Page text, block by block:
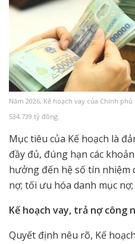
Năm 2026, Kế hoạch vay của Chính
534.739 tỷ đồng.
Mục tiêu của Kế hoạch là
đầy đủ, đúng hạn các
hưởng đến hệ số tín nhiệm
nợ; tối ưu hóa danh mục
Kế hoạch vay, trả nợ công
Quyết định nêu rõ, Kế